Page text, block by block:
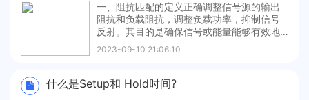
一、阻抗匹配的定义正确调整信号源的输出
阻抗和负载阻抗，调整负载功率，抑制信号
反射。其目的是确保信号或能量能够有效地
从信号源传输到负载。二、做阻抗匹配的原
因在低速PCB中可不使用电阻匹配，但在设
无干扰、无噪声的传输信号。因此，有必要
确保PCB电路的特性反映在传输
2023-09-10 21:06:10
​什么是Setup和 Hold时间?